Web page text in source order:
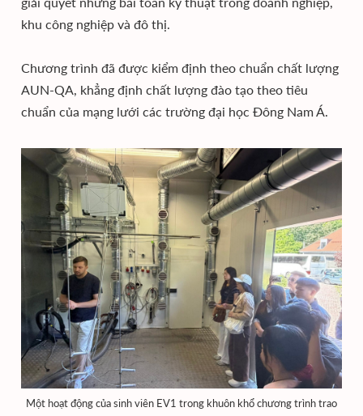
khu công nghiệp và đô thị.
Chương trình đã được kiểm định theo chuẩn chất lượng
AUN-QA, khẳng định chất lượng đào tạo theo tiêu
chuẩn của mạng lưới các trường đại học Đông Nam Á.
Một hoạt động của sinh viên EV1 trong khuôn khổ chương trình trao